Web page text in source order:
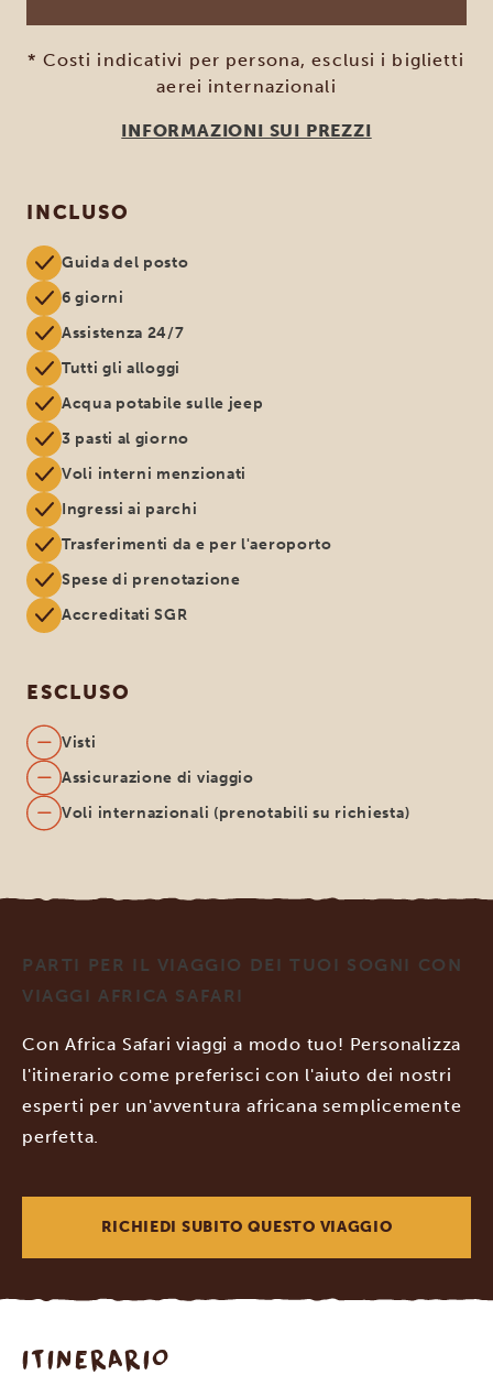
* Costi indicativi per persona, esclusi i biglietti
aerei internazionali
INFORMAZIONI SUI PREZZI
INCLUSO
Guida del posto
6 giorni
Assistenza 24/7
Tutti gli alloggi
Acqua potabile sulle jeep
3 pasti al giorno
Voli interni menzionati
Ingressi ai parchi
Trasferimenti da e per l'aeroporto
Spese di prenotazione
Accreditati SGR
ESCLUSO
Visti
Assicurazione di viaggio
Voli internazionali (prenotabili su richiesta)
PARTI PER IL VIAGGIO DEI TUOI SOGNI CON
VIAGGI AFRICA SAFARI
Con Africa Safari viaggi a modo tuo! Personalizza
l'itinerario come preferisci con l'aiuto dei nostri
esperti per un'avventura africana semplicemente
perfetta.
RICHIEDI SUBITO QUESTO VIAGGIO
ITINERARIO